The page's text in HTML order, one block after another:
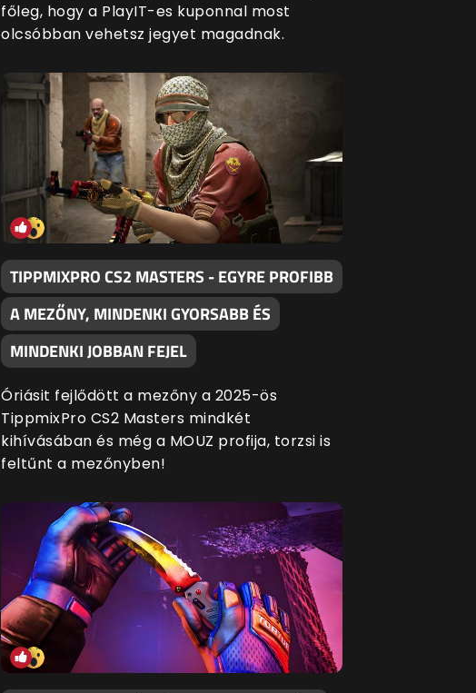
főleg, hogy a PlayIT-es kuponnal most
olcsóbban vehetsz jegyet magadnak.
TIPPMIXPRO CS2 MASTERS - EGYRE PROFIBB
A MEZŐNY, MINDENKI GYORSABB ÉS
MINDENKI JOBBAN FEJEL
Óriásit fejlődött a mezőny a 2025-ös
TippmixPro CS2 Masters mindkét
kihívásában és még a MOUZ profija, torzsi is
feltűnt a mezőnyben!